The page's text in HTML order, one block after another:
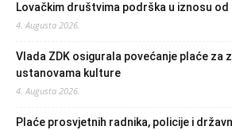
Lovačkim društvima podrška u iznosu od
4. Augusta 2026.
Vlada ZDK osigurala povećanje plaće za
ustanovama kulture
4. Augusta 2026.
Plaće prosvjetnih radnika, policije i